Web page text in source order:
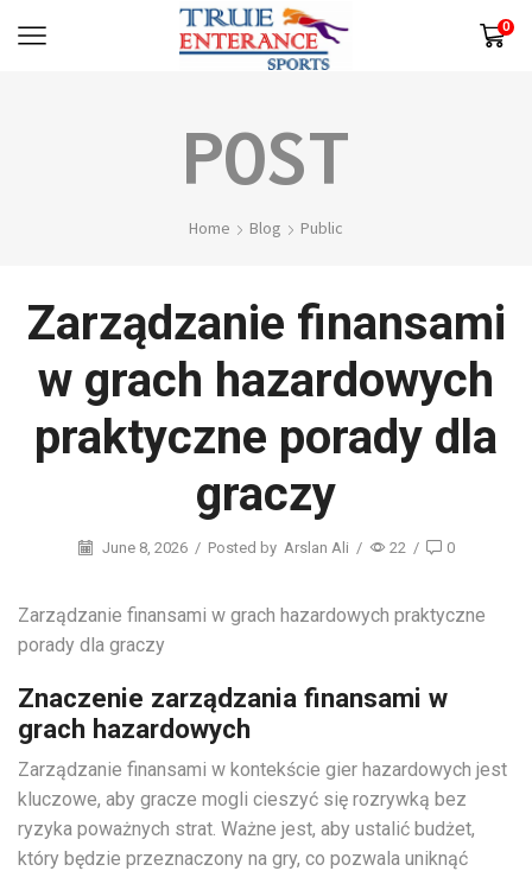
0
Home Blog Public
Zarządzanie finansami
w grach hazardowych
praktyczne porady dla
graczy
June 8, 2026 / Posted by Arslan Ali / 22 / 0
Zarządzanie finansami w grach hazardowych praktyczne
porady dla graczy
Znaczenie zarządzania finansami w
grach hazardowych
Zarządzanie finansami w kontekście gier hazardowych jest
kluczowe, aby gracze mogli cieszyć się rozrywką bez
ryzyka poważnych strat. Ważne jest, aby ustalić budżet,
który będzie przeznaczony na gry, co pozwala uniknąć